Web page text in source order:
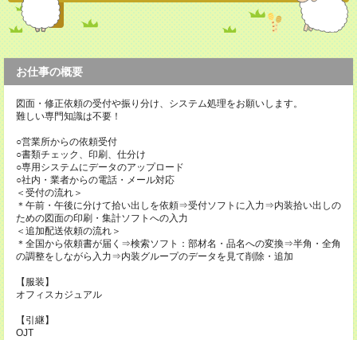
お仕事の概要
図面・修正依頼の受付や振り分け、システム処理をお願いします。
難しい専門知識は不要！
○営業所からの依頼受付
○書類チェック、印刷、仕分け
○専用システムにデータのアップロード
○社内・業者からの電話・メール対応
＜受付の流れ＞
＊午前・午後に分けて拾い出しを依頼⇒受付ソフトに入力⇒内装拾い出しの
ための図面の印刷・集計ソフトへの入力
＜追加配送依頼の流れ＞
＊全国から依頼書が届く⇒検索ソフト：部材名・品名への変換⇒半角・全角
の調整をしながら入力⇒内装グループのデータを見て削除・追加
【服装】
オフィスカジュアル
【引継】
OJT